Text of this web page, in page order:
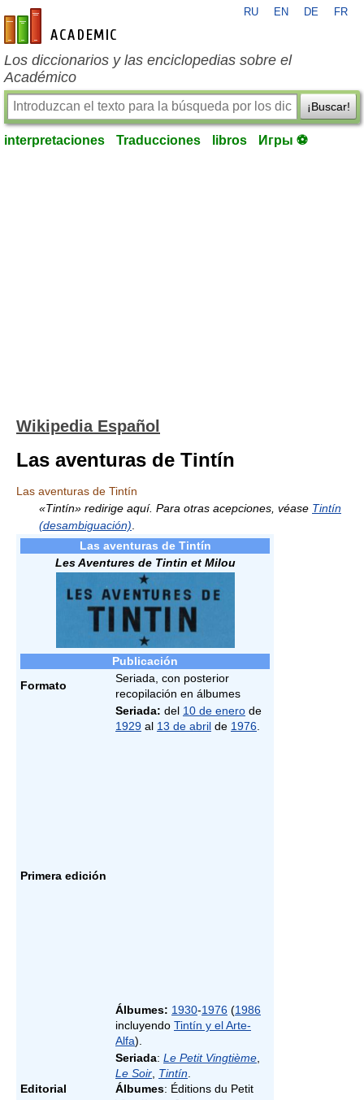
es-academic.com
RU EN DE FR
Los diccionarios y las enciclopedias sobre el
Académico
¡Buscar!
interpretaciones Traducciones libros Игры ⚽
Wikipedia Español
Las aventuras de Tintín
Las aventuras de Tintín
«Tintín» redirige aquí. Para otras acepciones, véase Tintín
(desambiguación)
Las aventuras de Tintín
Les Aventures de Tintin et Milou
Publicación
Formato
Seriada, con posterior
recopilación en álbumes
Primera edición
Seriada: del 10 de enero de
1929 al 13 de abril de 1976
Álbumes: 1930-1976 (1986
incluyendo Tintín y el Arte-
Alfa).
Editorial
Seriada: Le Petit Vingtième
Le Soir Tintín
Álbumes: Éditions du Petit